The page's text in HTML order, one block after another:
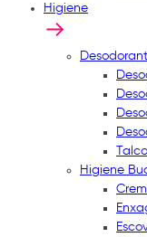
Higiene
Higiene